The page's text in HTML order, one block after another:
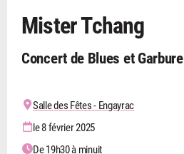
Mister Tchang
Concert de Blues et Garbure
Salle des Fêtes - Engayrac
le 8 février 2025
De 19h30 à minuit